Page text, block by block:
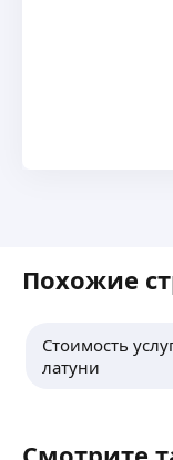
Похожие
Стоимость
латуни